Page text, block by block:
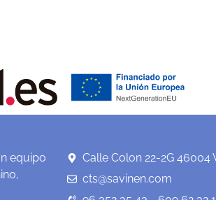
equipo
Calle Colon 22-2G 46004
cts@savinen.com